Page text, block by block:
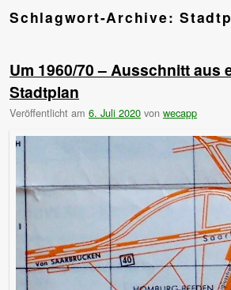
Schlagwort-Archive:
Um 1960/70 – Ausschnitt aus
Stadtplan
Veröffentlicht am 6. Juli 2020 von wecapp